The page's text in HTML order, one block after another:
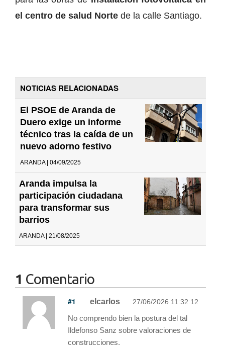
el centro de salud Norte de la calle Santiago.
NOTICIAS RELACIONADAS
El PSOE de Aranda de
Duero exige un informe
técnico tras la caída de un
nuevo adorno festivo
ARANDA | 04/09/2025
Aranda impulsa la
participación ciudadana
para transformar sus
barrios
ARANDA | 21/08/2025
1 Comentario
#1 elcarlos 27/06/2026 11:32:12
No comprendo bien la postura del tal
Ildefonso Sanz sobre valoraciones de
construcciones.